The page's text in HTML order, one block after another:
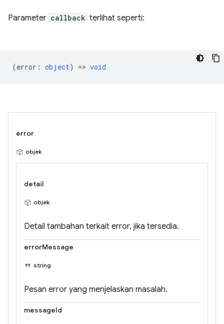
Parameter callback terlihat seperti:
(error : object) => void
error
objek
detail
objek
Detail tambahan terkait error, jika tersedia.
errorMessage
string
Pesan error yang menjelaskan masalah.
messageId